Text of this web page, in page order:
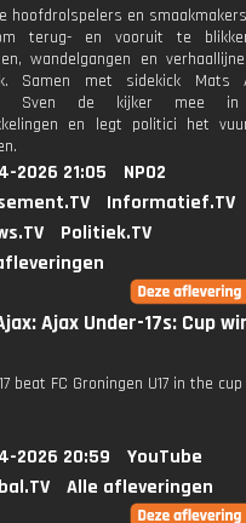
hoofdrolspelers en
terug- en vooruit te
wandelgangen en
Samen met sidekick Mats
Sven de kijker mee in
en legt politici het
2026 21:05
NPO2
Informatief.TV
Politiek.TV
Ajax Under-17s: Cup
beat FC Groningen U17 in the
2026 20:59
YouTube
Alle afleveringen